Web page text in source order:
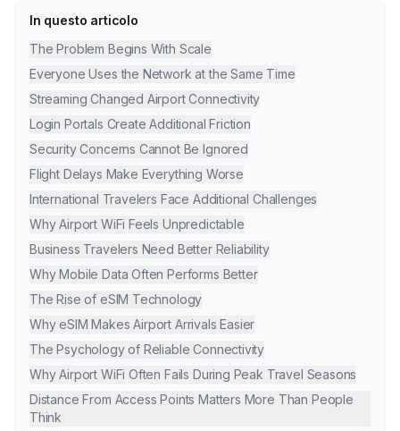
In questo articolo
The Problem Begins With Scale
Everyone Uses the Network at the Same Time
Streaming Changed Airport Connectivity
Login Portals Create Additional Friction
Security Concerns Cannot Be Ignored
Flight Delays Make Everything Worse
International Travelers Face Additional Challenges
Why Airport WiFi Feels Unpredictable
Business Travelers Need Better Reliability
Why Mobile Data Often Performs Better
The Rise of eSIM Technology
Why eSIM Makes Airport Arrivals Easier
The Psychology of Reliable Connectivity
Why Airport WiFi Often Fails During Peak Travel Seasons
Distance From Access Points Matters More Than People
Think